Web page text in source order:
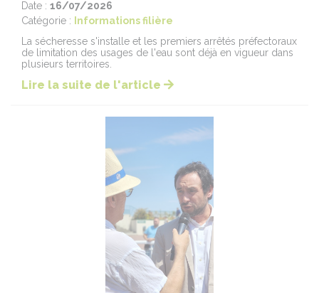
Date : 16/07/2026
Catégorie :
Informations filière
La sécheresse s'installe et les premiers arrêtés préfectoraux
de limitation des usages de l'eau sont déjà en vigueur dans
plusieurs territoires.
Lire la suite de l'article